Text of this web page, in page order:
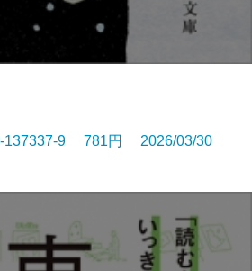
137337-9 781円 2026/03/30